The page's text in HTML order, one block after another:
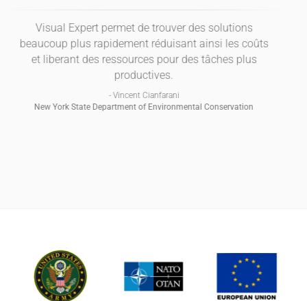
Visual Expert permet de trouver des solutions
beaucoup plus rapidement réduisant ainsi les coûts
et liberant des ressources pour des tâches plus
productives.
- Vincent Cianfarani
New York State Department of Environmental Conservation